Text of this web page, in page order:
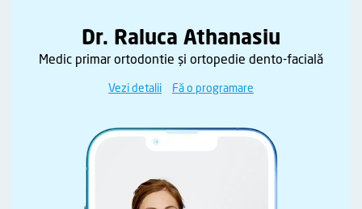
Dr. Raluca Athanasiu
Medic primar ortodontie și ortopedie dento-facială
Vezi detalii Fă o programare